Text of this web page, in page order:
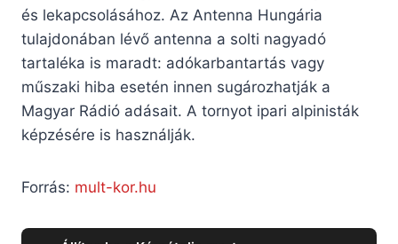
és lekapcsolásához. Az Antenna Hungária
tulajdonában lévő antenna a solti nagyadó
tartaléka is maradt: adókarbantartás vagy
műszaki hiba esetén innen sugározhatják a
Magyar Rádió adásait. A tornyot ipari alpinisták
képzésére is használják.
Forrás: mult-kor.hu